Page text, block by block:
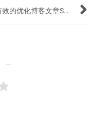
12个有效的优化博客文章SEO的快速方法